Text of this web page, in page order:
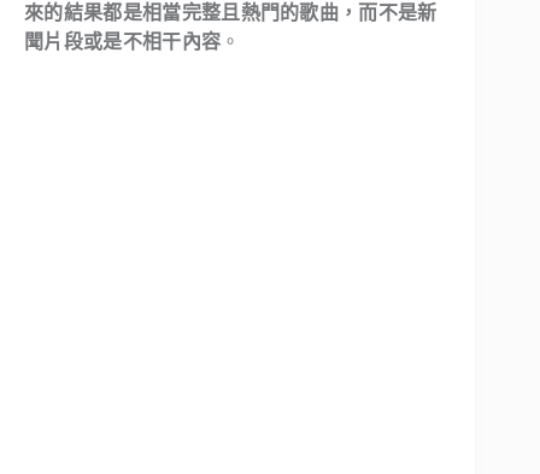
來的結果都是相當完整且熱門的歌曲，而不是新
聞片段或是不相干內容 。